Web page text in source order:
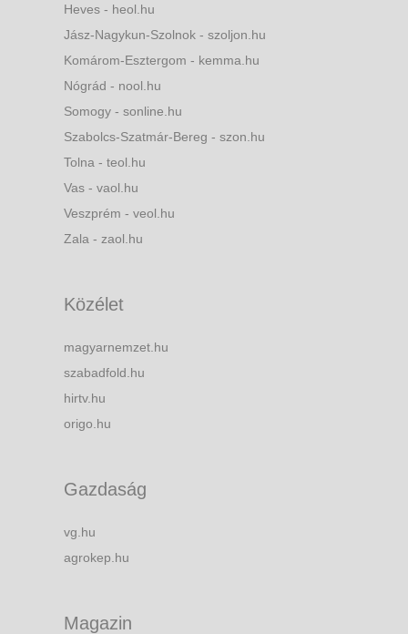
Heves - heol.hu
Jász-Nagykun-Szolnok - szoljon.hu
Komárom-Esztergom - kemma.hu
Nógrád - nool.hu
Somogy - sonline.hu
Szabolcs-Szatmár-Bereg - szon.hu
Tolna - teol.hu
Vas - vaol.hu
Veszprém - veol.hu
Zala - zaol.hu
Közélet
magyarnemzet.hu
szabadfold.hu
hirtv.hu
origo.hu
Gazdaság
vg.hu
agrokep.hu
Magazin